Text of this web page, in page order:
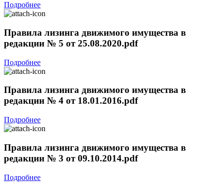
Подробнее
Правила лизинга движимого имущества в
редакции № 5 от 25.08.2020.pdf
Подробнее
Правила лизинга движимого имущества в
редакции № 4 от 18.01.2016.pdf
Подробнее
Правила лизинга движимого имущества в
редакции № 3 от 09.10.2014.pdf
Подробнее